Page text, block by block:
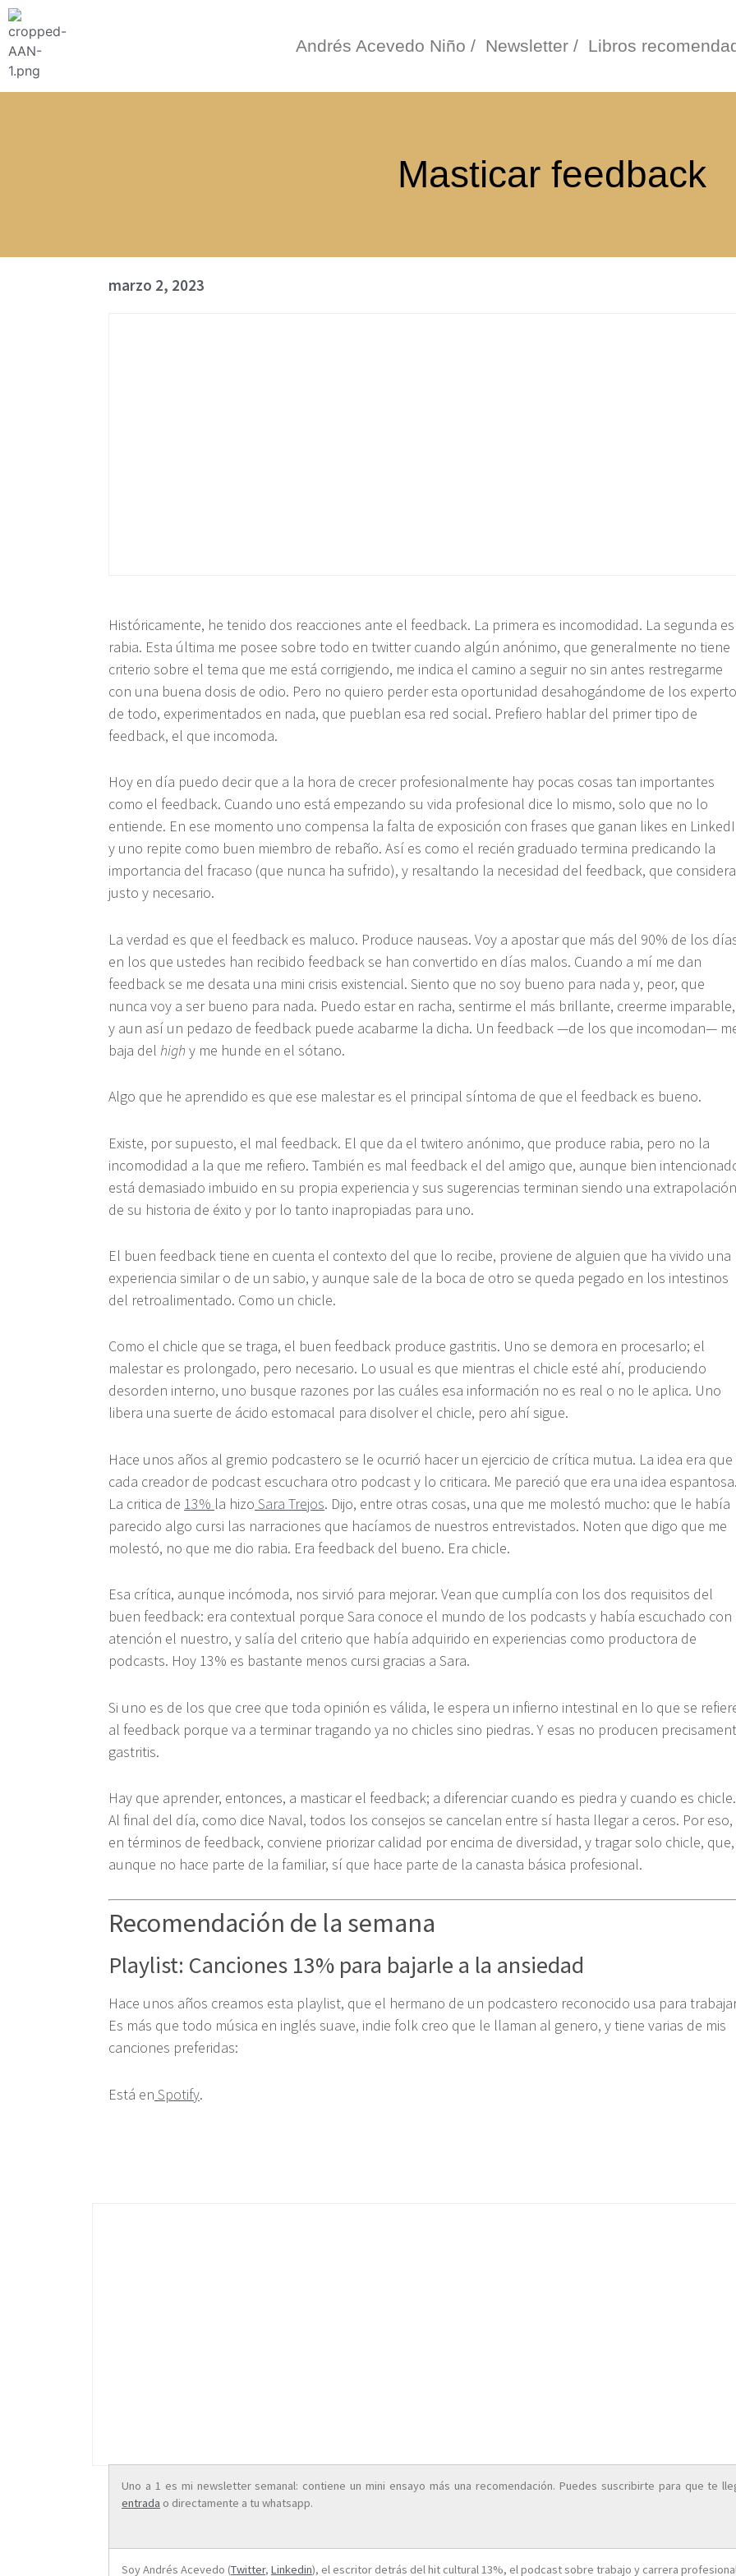
Andrés Acevedo Niño / Newsletter / Libros
Masticar feedback
marzo 2, 2023
Históricamente, he tenido dos reacciones ante el feedback. La primera es incomodidad. La segunda es
rabia. Esta última me posee sobre todo en twitter cuando algún anónimo, que generalmente no tiene
criterio sobre el tema que me está corrigiendo, me indica el camino a seguir no sin antes restregarme
con una buena dosis de odio. Pero no quiero perder esta oportunidad desahogándome de los
de todo, experimentados en nada, que pueblan esa red social. Prefiero hablar del primer tipo de
feedback, el que incomoda.
Hoy en día puedo decir que a la hora de crecer profesionalmente hay pocas cosas tan importantes
como el feedback. Cuando uno está empezando su vida profesional dice lo mismo, solo que no lo
entiende. En ese momento uno compensa la falta de exposición con frases que ganan likes en
y uno repite como buen miembro de rebaño. Así es como el recién graduado termina predicando la
importancia del fracaso (que nunca ha sufrido), y resaltando la necesidad del feedback, que considera
justo y necesario.
La verdad es que el feedback es maluco. Produce nauseas. Voy a apostar que más del 90% de los
en los que ustedes han recibido feedback se han convertido en días malos. Cuando a mí me dan
feedback se me desata una mini crisis existencial. Siento que no soy bueno para nada y, peor, que
nunca voy a ser bueno para nada. Puedo estar en racha, sentirme el más brillante, creerme imparable,
y aun así un pedazo de feedback puede acabarme la dicha. Un feedback —de los que incomodan—
baja del high y me hunde en el sótano.
Algo que he aprendido es que ese malestar es el principal síntoma de que el feedback es bueno.
Existe, por supuesto, el mal feedback. El que da el twitero anónimo, que produce rabia, pero no la
incomodidad a la que me refiero. También es mal feedback el del amigo que, aunque bien
está demasiado imbuido en su propia experiencia y sus sugerencias terminan siendo una extrapolación
de su historia de éxito y por lo tanto inapropiadas para uno.
El buen feedback tiene en cuenta el contexto del que lo recibe, proviene de alguien que ha vivido una
experiencia similar o de un sabio, y aunque sale de la boca de otro se queda pegado en los intestinos
del retroalimentado. Como un chicle.
Como el chicle que se traga, el buen feedback produce gastritis. Uno se demora en procesarlo; el
malestar es prolongado, pero necesario. Lo usual es que mientras el chicle esté ahí, produciendo
desorden interno, uno busque razones por las cuáles esa información no es real o no le aplica. Uno
libera una suerte de ácido estomacal para disolver el chicle, pero ahí sigue.
Hace unos años al gremio podcastero se le ocurrió hacer un ejercicio de crítica mutua. La idea era que
cada creador de podcast escuchara otro podcast y lo criticara. Me pareció que era una idea espantosa.
La critica de 13% la hizo Sara Trejos. Dijo, entre otras cosas, una que me molestó mucho: que le había
parecido algo cursi las narraciones que hacíamos de nuestros entrevistados. Noten que digo que me
molestó, no que me dio rabia. Era feedback del bueno. Era chicle.
Esa crítica, aunque incómoda, nos sirvió para mejorar. Vean que cumplía con los dos requisitos del
buen feedback: era contextual porque Sara conoce el mundo de los podcasts y había escuchado con
atención el nuestro, y salía del criterio que había adquirido en experiencias como productora de
podcasts. Hoy 13% es bastante menos cursi gracias a Sara.
Si uno es de los que cree que toda opinión es válida, le espera un infierno intestinal en lo que se
al feedback porque va a terminar tragando ya no chicles sino piedras. Y esas no producen
gastritis.
Hay que aprender, entonces, a masticar el feedback; a diferenciar cuando es piedra y cuando es chicle.
Al final del día, como dice Naval, todos los consejos se cancelan entre sí hasta llegar a ceros. Por eso,
en términos de feedback, conviene priorizar calidad por encima de diversidad, y tragar solo chicle, que,
aunque no hace parte de la familiar, sí que hace parte de la canasta básica profesional.
Recomendación de la semana
Playlist: Canciones 13% para bajarle a la ansiedad
Hace unos años creamos esta playlist, que el hermano de un podcastero reconocido usa para
Es más que todo música en inglés suave, indie folk creo que le llaman al genero, y tiene varias de mis
canciones preferidas:
Está en Spotify.
Uno a 1 es mi newsletter semanal: contiene un mini ensayo más una recomendación. Puedes suscribirte para que te
entrada o directamente a tu whatsapp.
Soy Andrés Acevedo (Twitter, Linkedin), el escritor detrás del hit cultural 13%, el podcast sobre trabajo y carrera